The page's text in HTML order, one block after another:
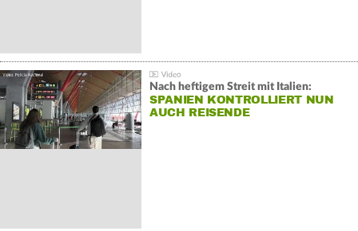
Nach heftigem Streit mit Italien:
SPANIEN KONTROLLIERT NUN
AUCH REISENDE